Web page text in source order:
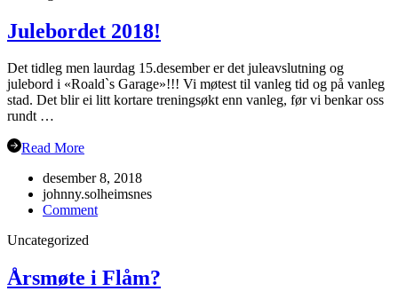
Julebordet 2018!
Det tidleg men laurdag 15.desember er det juleavslutning og
julebord i «Roald`s Garage»!!! Vi møtest til vanleg tid og på vanleg
stad. Det blir ei litt kortare treningsøkt enn vanleg, før vi benkar oss
rundt …
Read More
desember 8, 2018
johnny.solheimsnes
Commenton
Uncategorized
Årsmøte i Flåm?